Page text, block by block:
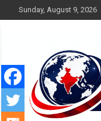
to
Sunday, August 9, 2026